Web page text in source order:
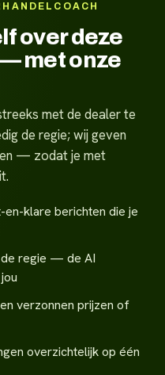
over deze
met onze
met de dealer te
de regie; wij geven
— zodat je met
en-klare berichten die je
regie — de AI
verzonnen prijzen of
overzichtelijk op één